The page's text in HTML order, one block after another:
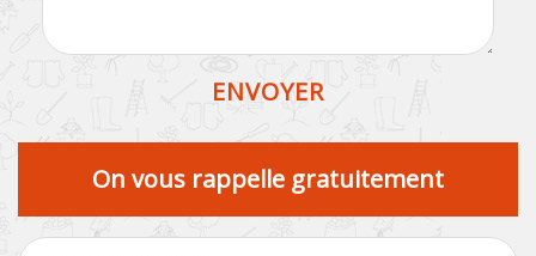
On vous rappelle gratuitement